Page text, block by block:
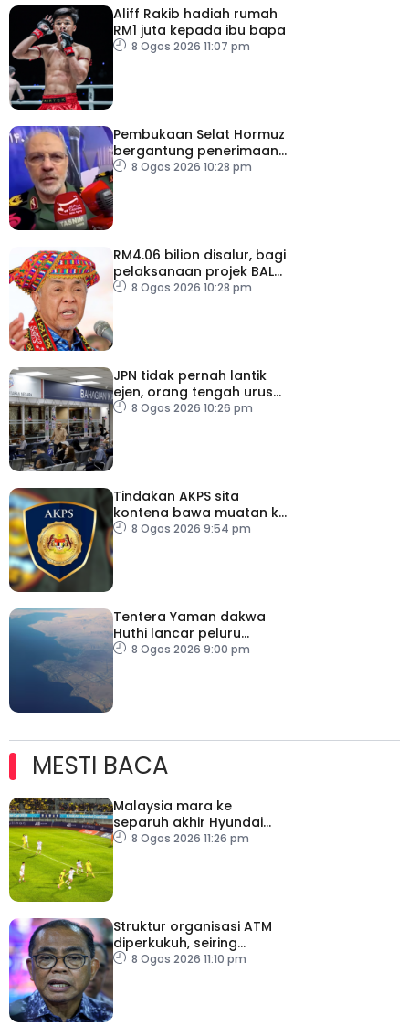
Aliff Rakib hadiah rumah
RM1 juta kepada ibu bapa
8 Ogos 2026 11:07 pm
Pembukaan Selat Hormuz
bergantung penerimaan
AS – IRGC
8 Ogos 2026 10:28 pm
RM4.06 bilion disalur, bagi
pelaksanaan projek BALB
di Sabah
8 Ogos 2026 10:28 pm
JPN tidak pernah lantik
ejen, orang tengah urus
dokumentasi
8 Ogos 2026 10:26 pm
Tindakan AKPS sita
kontena bawa muatan ke
Israel bukti ketegasan
8 Ogos 2026 9:54 pm
Tentera Yaman dakwa
Huthi lancar peluru
berpandu ke arah Laut
8 Ogos 2026 9:00 pm
MESTI BACA
Malaysia mara ke
separuh akhir Hyundai
ASEAN Cup
8 Ogos 2026 11:26 pm
Struktur organisasi ATM
diperkukuh, seiring
pemodenan aset
8 Ogos 2026 11:10 pm